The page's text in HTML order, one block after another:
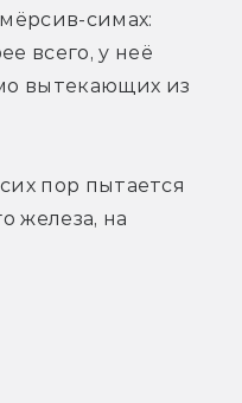
симах:
всего, у неё
вытекающих из
пор пытается
железа, на